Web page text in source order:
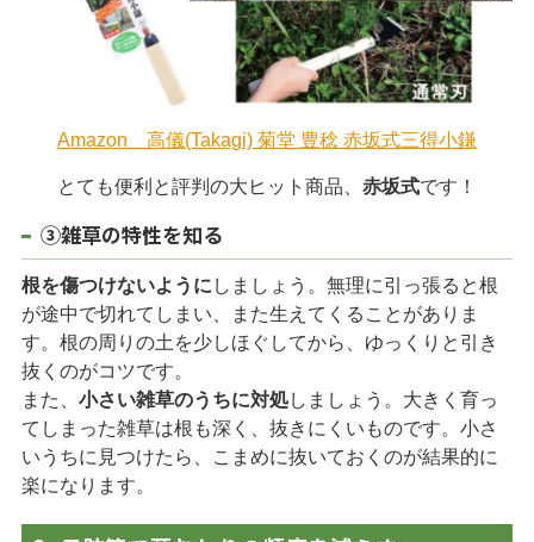
Amazon 高儀(Takagi) 菊堂 豊稔 赤坂式三得小鎌
とても便利と評判の大ヒット商品、 赤坂式です！
③雑草の特性を知る
根を傷つけないように しましょう。無理に引っ張ると根
が途中で切れてしまい、また生えてくることがありま
す。根の周りの土を少しほぐしてから、ゆっくりと引き
抜くのがコツです。
また、 小さい雑草のうちに対処しましょう。大きく育っ
てしまった雑草は根も深く、抜きにくいものです。小さ
いうちに見つけたら、こまめに抜いておくのが結果的に
楽になります。